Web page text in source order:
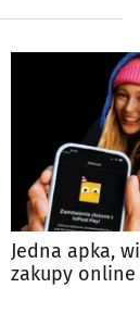
Jedna apka,
zakupy online